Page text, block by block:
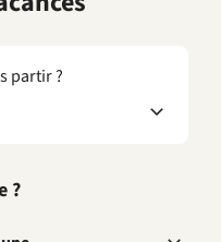
partir ?
?